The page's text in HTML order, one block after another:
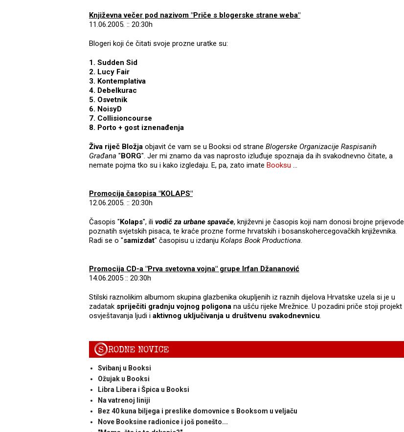
Književna večer pod nazivom "Priče s blogerske strane weba"
11.06.2005. :: 20:30h
Blogeri koji će čitati svoje prozne uratke su:
1. Sudden Sid
2. Lucy Fair
3. Kontemplativa
4. Debelkurac
5. Osvetnik
6. NoisyD
7. Collisioncourse
8. Porto + gost iznenađenja
Živa riječ Bložja objavit će vam se u Booksi od strane Blogerske Organizacije Raspisanih
Građana "BORG". Jer mi znamo da vas naprosto izluđuje spoznaja da ih svakodnevno čitate, a
nemate pojma tko su i kako izgledaju. E, pa, zato imate Booksu ...
Promocija časopisa "KOLAPS"
12.06.2005. :: 20:30h
Časopis "Kolaps", ili vodič za urbane spavače, književni je časopis koji nam donosi brojne prijevode
poznatih svjetskih pisaca, te kraće prozne forme hrvatskih i bosanskohercegovačkih književnika.
Radi se o "samizdat" časopisu u izdanju Kolaps Book Productiona.
Promocija CD-a "Prva svetovna vojna" grupe Irfan Džananović
14.06.2005 :: 20:30h
Stilski raznolikim albumom skupina glazbenika okupljenih iz raznih dijelova Hrvatske uzela si je u
zadatak spriječiti gradnju vojnog poligona na ušću rijeke Mrežnice. U pozadini priče stoji projekt
osvještavanja ljudi i aktivnog uključivanja u društvenu svakodnevnicu.
SRODNE NOVICE
Svibanj u Booksi
Ožujak u Booksi
Libra Libera i Špica u Booksi
Na vatrenoj liniji
Bez 40 kuna biljega i preslike domovnice s Booksom u veljaču
Nove Booksine radionice i još ponešto...